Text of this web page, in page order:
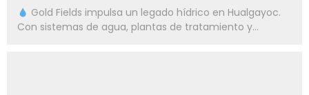
Gold Fields impulsa un legado hídrico en Hualgayoc.
Con sistemas de agua, plantas de tratamiento y...